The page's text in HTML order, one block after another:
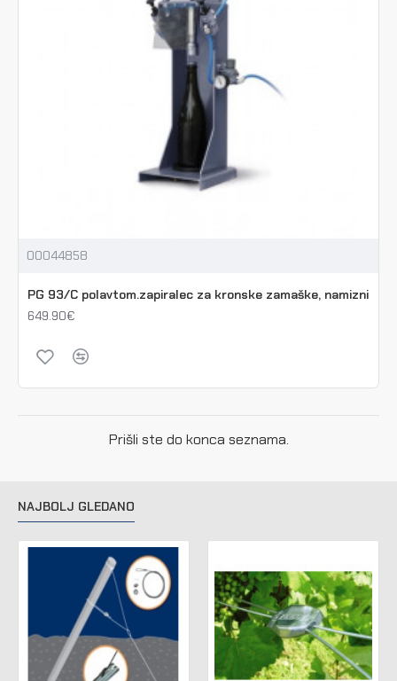
00044858
PG 93/C polavtom.zapiralec za kronske zamaške, namizni
649.90€
Prišli ste do konca seznama.
NAJBOLJ GLEDANO